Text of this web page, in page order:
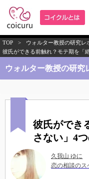
TOP > ウォルター教授の研究レ
彼氏ができる前触れ？モテ期を「
ウォルター教授の研究
彼氏ができ
さない」4つ
久我山 ゆに
恋の相談のス